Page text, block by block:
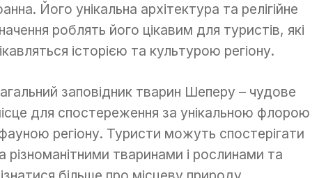
Його унікальна архітектура та релігійне
роблять його цікавим для туристів, які
історією та культурою регіону.
заповідник тварин Шеперу – чудове
для спостереження за унікальною флорою
фауною регіону. Туристи можуть спостерігати
різноманітними тваринами і рослинами та